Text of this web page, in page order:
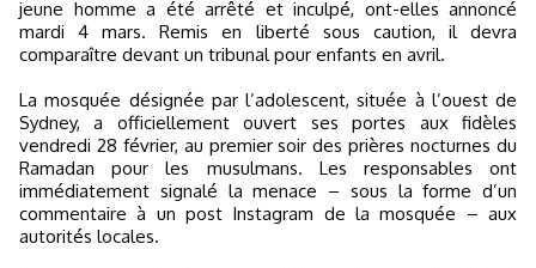
jeune homme a été arrêté et inculpé, ont-elles annoncé
mardi 4 mars. Remis en liberté sous caution, il devra
comparaître devant un tribunal pour enfants en avril.
La mosquée désignée par l’adolescent, située à l’ouest de
Sydney, a officiellement ouvert ses portes aux fidèles
vendredi 28 février, au premier soir des prières nocturnes du
Ramadan pour les musulmans. Les responsables ont
immédiatement signalé la menace – sous la forme d’un
commentaire à un post Instagram de la mosquée – aux
autorités locales.